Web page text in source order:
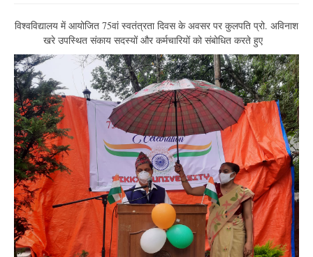
विश्वविद्यालय में आयोजित 75वां स्वतंत्रता दिवस के अवसर पर कुलपति प्रो. अविनाश
खरे उपस्थित संकाय सदस्यों और कर्मचारियों को संबोधित करते हुए